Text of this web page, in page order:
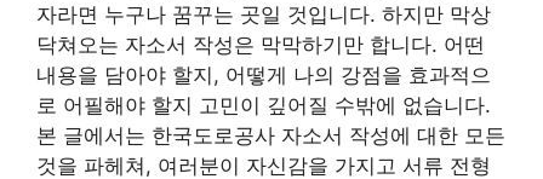
자라면 누구나 꿈꾸는 곳일 것입니다. 하지만 막상
닥쳐오는 자소서 작성은 막막하기만 합니다. 어떤
내용을 담아야 할지, 어떻게 나의 강점을 효과적으
로 어필해야 할지 고민이 깊어질 수밖에 없습니다.
본 글에서는 한국도로공사 자소서 작성에 대한 모든
것을 파헤쳐, 여러분이 자신감을 가지고 서류 전형